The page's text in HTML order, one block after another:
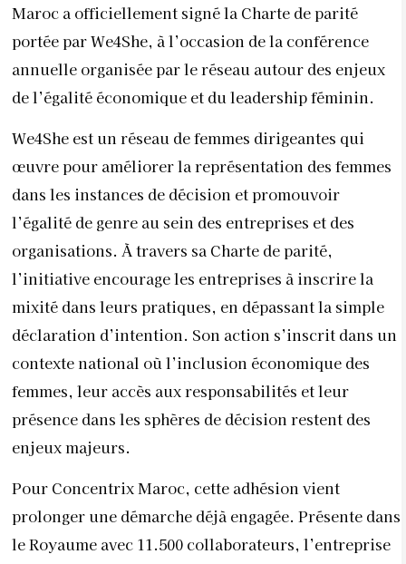
Maroc a officiellement signé la Charte de parité
portée par We4She, à l’occasion de la conférence
annuelle organisée par le réseau autour des enjeux
de l’égalité économique et du leadership féminin.
We4She est un réseau de femmes dirigeantes qui
œuvre pour améliorer la représentation des femmes
dans les instances de décision et promouvoir
l’égalité de genre au sein des entreprises et des
organisations. À travers sa Charte de parité,
l’initiative encourage les entreprises à inscrire la
mixité dans leurs pratiques, en dépassant la simple
déclaration d’intention. Son action s’inscrit dans un
contexte national où l’inclusion économique des
femmes, leur accès aux responsabilités et leur
présence dans les sphères de décision restent des
enjeux majeurs.
Pour Concentrix Maroc, cette adhésion vient
prolonger une démarche déjà engagée. Présente dans
le Royaume avec 11.500 collaborateurs, l’entreprise